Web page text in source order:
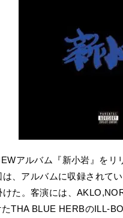
アルバム『新小岩』を
、アルバムに収録されて
た。客演には、
THA BLUE HERBのILL-